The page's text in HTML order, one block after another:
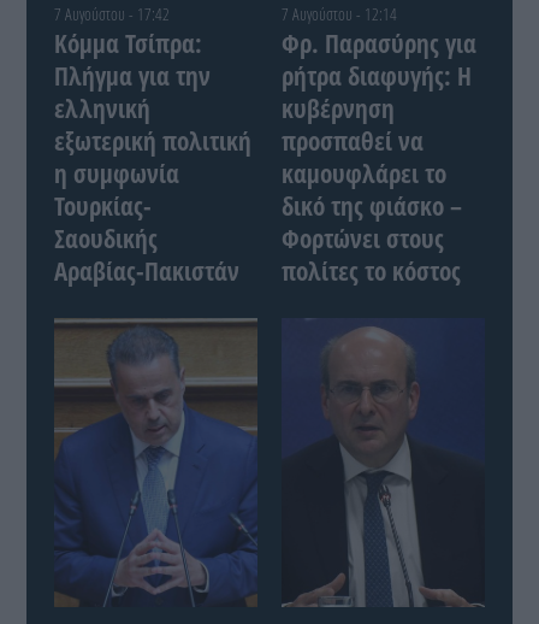
7 Αυγούστου - 17:42
Κόμμα Τσίπρα:
Πλήγμα για την
ελληνική
εξωτερική πολιτική
η συμφωνία
Τουρκίας-
Σαουδικής
Αραβίας-Πακιστάν
7 Αυγούστου - 12:14
Φρ. Παρασύρης για
ρήτρα διαφυγής: Η
κυβέρνηση
προσπαθεί να
καμουφλάρει το
δικό της φιάσκο –
Φορτώνει στους
πολίτες το κόστος